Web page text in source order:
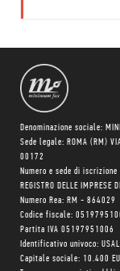
Denominazione sociale:
Sede legale: ROMA (RM)
00172
Numero e sede di
REGISTRO DELLE IMPRESE
Numero Rea: RM - 864029
Codice fiscale:
Partita IVA 05197951006
Identificativo univoco:
Capitale sociale: 10.400